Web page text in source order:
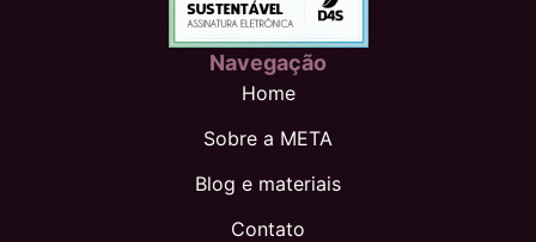
Navegação
Home
Sobre a META
Blog e materiais
Contato